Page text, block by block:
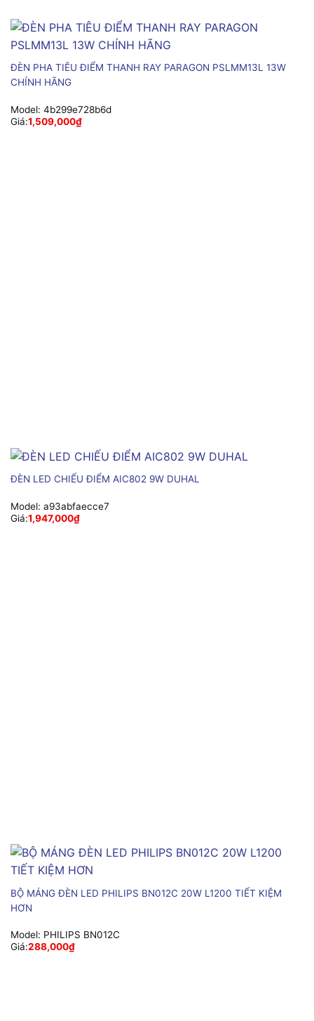
ĐÈN PHA TIÊU ĐIỂM THANH RAY PARAGON PSLMM13L 13W
CHÍNH HÃNG
Model: 4b299e728b6d
Giá:1,509,000₫
ĐÈN LED CHIẾU ĐIỂM AIC802 9W DUHAL
Model: a93abfaecce7
Giá:1,947,000₫
BỘ MÁNG ĐÈN LED PHILIPS BN012C 20W L1200 TIẾT KIỆM
HƠN
Model: PHILIPS BN012C
Giá:288,000₫